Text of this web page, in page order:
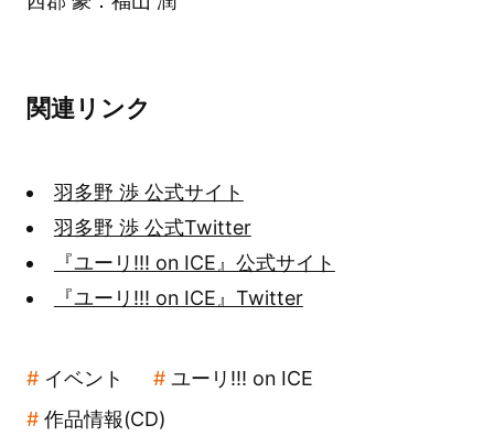
関連リンク
羽多野 渉 公式サイト
羽多野 渉 公式Twitter
『ユーリ!!! on ICE』公式サイト
『ユーリ!!! on ICE』Twitter
イベント
ユーリ!!! on ICE
作品情報(CD)